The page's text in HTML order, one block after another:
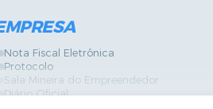
Nota Fiscal Eletrônica
Protocolo
Sala Mineira do Empreendedor
Diário Oficial